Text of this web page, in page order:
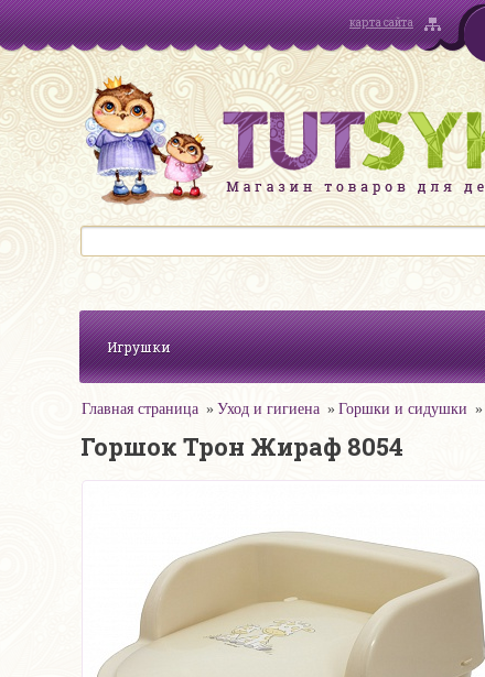
карта сайта
Игрушки
Главная страница Уход и гигиена Горшки и сидушки
Горшок Трон Жираф 8054